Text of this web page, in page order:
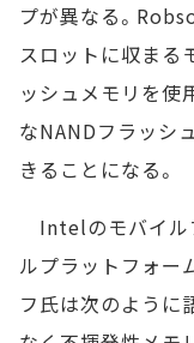
プが異なる。
スロットに収まる
ッシュメモリを使
なNANDフラッシ
きることになる。
Intelのモバイル
ルプラットフォー
フ氏は次のように